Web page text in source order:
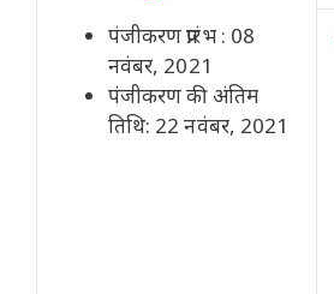
पंजीकरण प्रारंभ : 08
नवंबर, 2021
पंजीकरण की अंतिम
तिथि: 22 नवंबर, 2021